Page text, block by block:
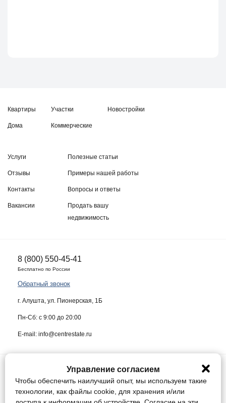
Квартиры
Дома
Участки
Коммерческие
Новостройки
Услуги
Отзывы
Контакты
Вакансии
Полезные статьи
Примеры нашей работы
Вопросы и ответы
Продать вашу
недвижимость
8 (800) 550-45-41
Бесплатно по России
Обратный звонок
г. Алушта, ул. Пионерская, 1Б
Пн-Сб: с 9:00 до 20:00
E-mail: info@centrestate.ru
ИП Жуков Виктор Васильевич ИНН 910218942064
Данный сайт носит информационный характер и ни при каких условиях
не является публичной офертой, определяемой положениями статьи
Управление согласием
Чтобы обеспечить наилучший опыт, мы используем такие
технологии, как файлы cookie, для хранения и/или